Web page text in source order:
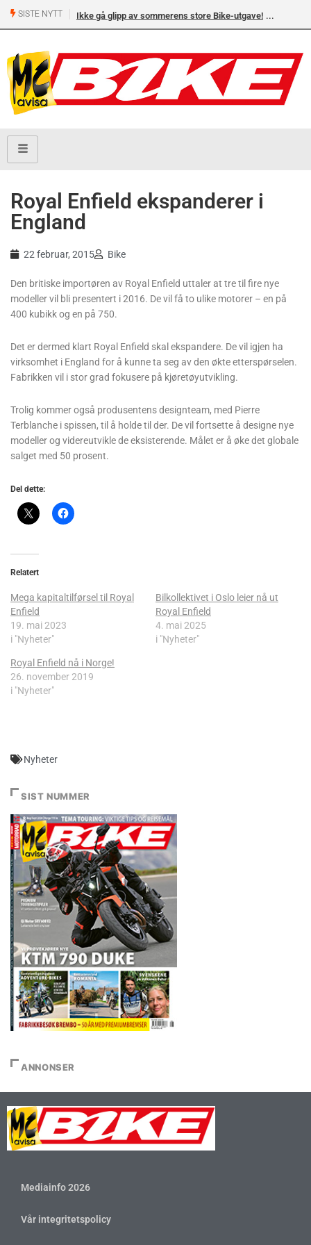
SISTE NYTT Ikke gå glipp av sommerens store Bike-utgave!
Royal Enfield ekspanderer i
England
22 februar, 2015 Bike
Den britiske importøren av Royal Enfield uttaler at tre til fire nye
modeller vil bli presentert i 2016. De vil få to ulike motorer – en på
400 kubikk og en på 750.
Det er dermed klart Royal Enfield skal ekspandere. De vil igjen ha
virksomhet i England for å kunne ta seg av den økte etterspørselen.
Fabrikken vil i stor grad fokusere på kjøretøyutvikling.
Trolig kommer også produsentens designteam, med Pierre
Terblanche i spissen, til å holde til der. De vil fortsette å designe nye
modeller og videreutvikle de eksisterende. Målet er å øke det globale
salget med 50 prosent.
Del dette:
Relatert
Mega kapitaltilførsel til Royal
Enfield
19. mai 2023
i "Nyheter"
Bilkollektivet i Oslo leier nå ut
Royal Enfield
4. mai 2025
i "Nyheter"
Royal Enfield nå i Norge!
26. november 2019
i "Nyheter"
Nyheter
SIST NUMMER
ANNONSER
Mediainfo 2026
Vår integritetspolicy